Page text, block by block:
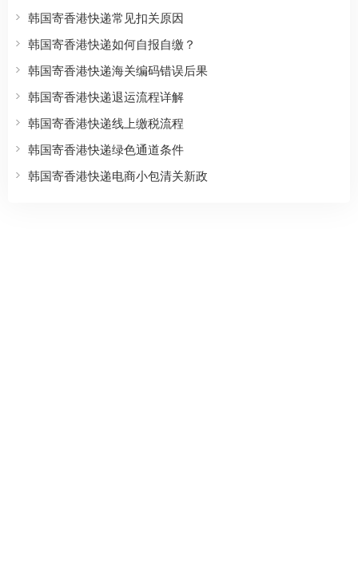
韩国寄香港快递常见扣关原因
韩国寄香港快递如何自报自缴？
韩国寄香港快递海关编码错误后果
韩国寄香港快递退运流程详解
韩国寄香港快递线上缴税流程
韩国寄香港快递绿色通道条件
韩国寄香港快递电商小包清关新政